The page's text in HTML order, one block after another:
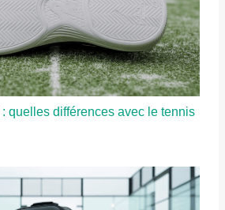
quelles différences avec le tennis